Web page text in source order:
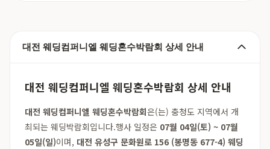
대전 웨딩컴퍼니엘 웨딩혼수박람회 상세 안내
대전 웨딩컴퍼니엘 웨딩혼수박람회 상세 안내
대전 웨딩컴퍼니엘 웨딩혼수박람회은(는) 충청도 지역에서 개
최되는 웨딩박람회입니다.행사 일정은 07월 04일(토) ~ 07월
05일(일)이며, 대전 유성구 문화원로 156 (봉명동 677-4) 웨딩